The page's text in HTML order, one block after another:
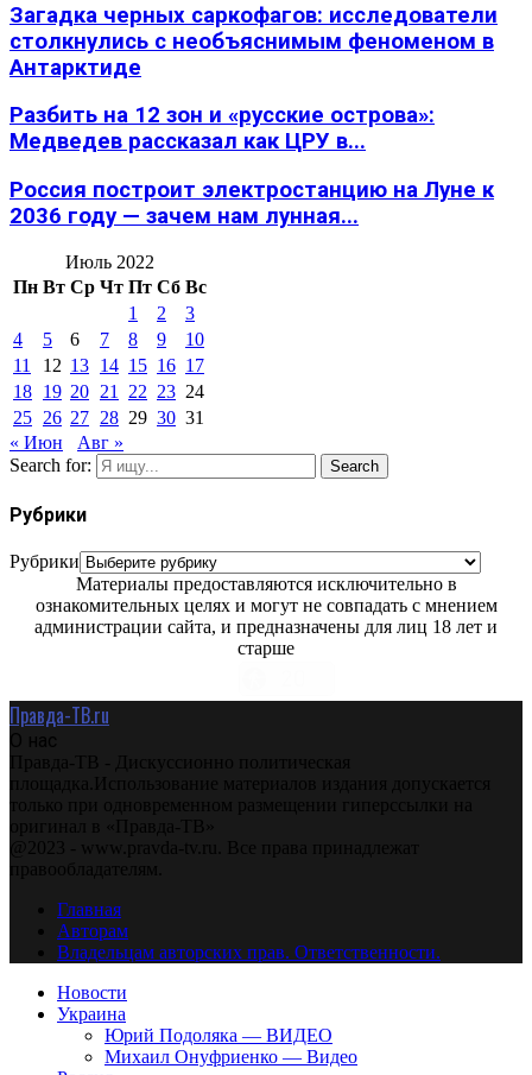
Загадка черных саркофагов: исследователи
столкнулись с необъяснимым феноменом в
Антарктиде
Разбить на 12 зон и «русские острова»:
Медведев рассказал как ЦРУ в...
Россия построит электростанцию на Луне к
2036 году — зачем нам лунная...
Июль 2022
Пн Вт Ср Чт Пт Сб Вс
1
2
3
4
5 6 7 8 9
10
11
12 13 14 15 16 17
18 19 20 21 22 23 24
25 26 27 28 29 30 31
« Июн
Авг »
Search for:
Search
Рубрики
Рубрики
Материалы предоставляются исключительно в
ознакомительных целях и могут не совпадать с мнением
администрации сайта, и предназначены для лиц 18 лет и
старше
Правда-ТВ.ru
О нас
Правда-ТВ - Дискуссионно политическая
площадка.Использование материалов издания допускается
только при одновременном размещении гиперссылки на
оригинал в «Правда-ТВ»
@2023 - www.pravda-tv.ru. Все права принадлежат
правообладателям.
Главная
Авторам
Владельцам авторских прав. Ответственности.
Новости
Украина
Юрий Подоляка — ВИДЕО
Михаил Онуфриенко — Видео